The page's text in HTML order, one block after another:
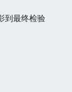
到最终检验